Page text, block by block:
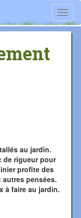
au jardin.
de rigueur pour
profite des
pensées.
à faire au jardin.